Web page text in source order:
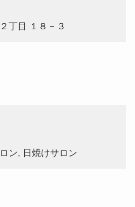
丁目 １８－３
ン, 日焼けサロン